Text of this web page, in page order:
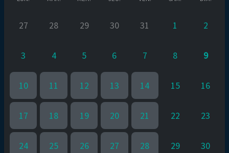
27 28 29 30 31 1 2
3 4 5 6 7 8 9
10 11 12 13 14 15 16
17 18 19 20 21 22 23
24 25 26 27 28 29 30